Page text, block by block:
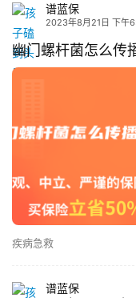
谱蓝保
2023年8月21日 下午
幽门螺杆菌怎么传
疾病急救
谱蓝保